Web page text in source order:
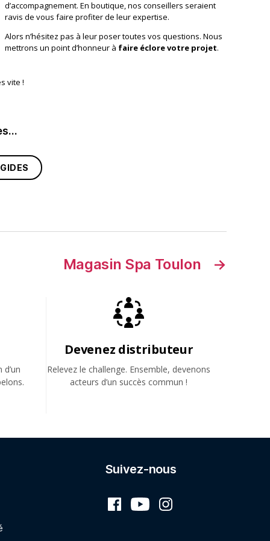
d’accompagnement. En boutique, nos conseillers seraient
ravis de vous faire profiter de leur expertise.
Alors n’hésitez pas à leur poser toutes vos questions. Nous
mettrons un point d’honneur à faire éclore votre projet.
vite !
→
Magasin Spa Toulon
Devenez distributeur
Relevez le challenge. Ensemble, devenons
acteurs d’un succès commun !
Suivez-nous